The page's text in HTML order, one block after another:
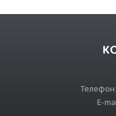
Телефон:
E-